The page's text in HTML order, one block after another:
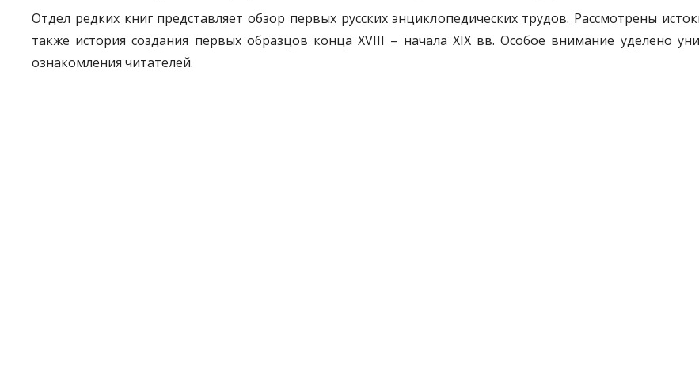
Отдел редких книг представляет обзор первых русских энциклопедических трудов. Рассмотрены
также история создания первых образцов конца XVIII – начала XIX вв. Особое внимание уделено
ознакомления читателей.